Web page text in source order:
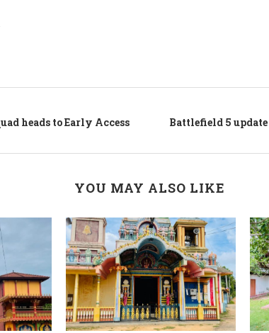
heads to Early Access
Battlefield 5 update
YOU MAY ALSO LIKE